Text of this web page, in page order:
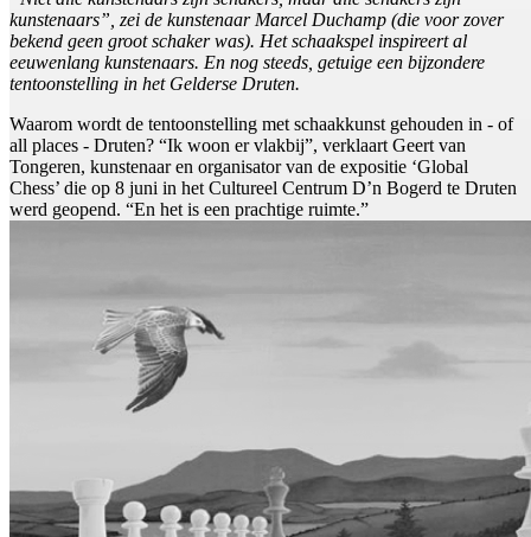
kunstenaars”, zei de kunstenaar Marcel Duchamp (die voor zover
bekend geen groot schaker was). Het schaakspel inspireert al
eeuwenlang kunstenaars. En nog steeds, getuige een bijzondere
tentoonstelling in het Gelderse Druten.
Waarom wordt de tentoonstelling met schaakkunst gehouden in - of
all places - Druten? “Ik woon er vlakbij”, verklaart Geert van
Tongeren, kunstenaar en organisator van de expositie ‘Global
Chess’ die op 8 juni in het Cultureel Centrum D’n Bogerd te Druten
werd geopend. “En het is een prachtige ruimte.”